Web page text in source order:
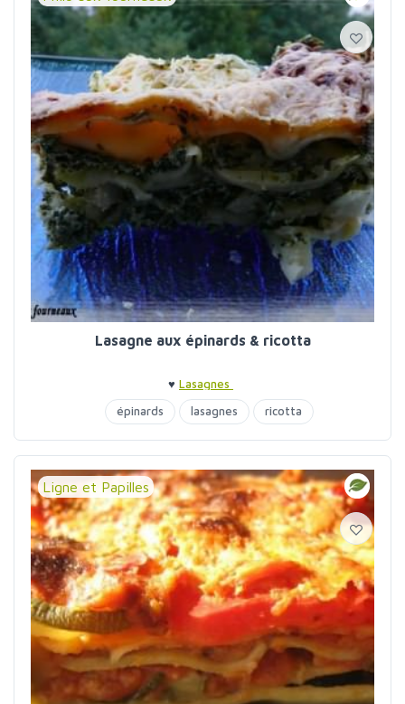
Lasagne aux épinards & ricotta
♥ Lasagnes
épinards
lasagnes ricotta
Ligne et Papilles